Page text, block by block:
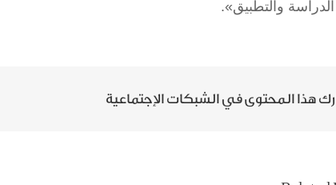
والتطبيق».
هذا المحتوى في الشبكات الإجتماعية